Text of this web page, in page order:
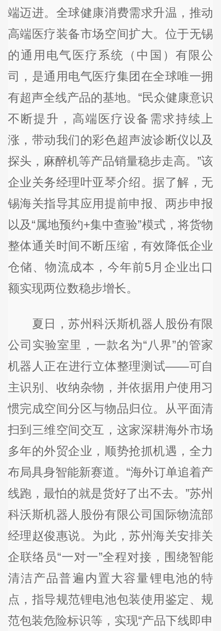
端迈进。全球健康消费需求升温，推动
高端医疗装备市场空间扩大。位于无锡
的通用电气医疗系统（中国）有限公
司，是通用电气医疗集团在全球唯一拥
有超声全线产品的基地。“民众健康意识
不断提升，高端医疗设备需求持续上
涨，带动我们的彩色超声波诊断仪以及
探头，麻醉机等产品销量稳步走高。”该
企业关务经理叶亚琴介绍。据了解，无
锡海关指导其应用提前申报、两步申报
以及“属地预约+集中查验”模式，将货物
整体通关时间不断压缩，有效降低企业
仓储、物流成本，今年前5月企业出口
额实现两位数稳步增长。
夏日，苏州科沃斯机器人股份有限
公司实验室里，一款名为“八界”的管家
机器人正在进行立体整理测试——可自
主识别、收纳杂物，并依据用户使用习
惯完成空间分区与物品归位。从平面清
扫到三维空间交互，这家深耕海外市场
多年的外贸企业，顺势抢抓机遇，全力
布局具身智能新赛道。“海外订单追着产
线跑，最怕的就是货好了出不去。”苏州
科沃斯机器人股份有限公司国际物流部
经理赵俊惠说。为此，苏州海关安排关
企联络员“一对一”全程对接，围绕智能
清洁产品普遍内置大容量锂电池的特
点，指导规范锂电池包装使用鉴定、规
范包装危险标识等，实现“产品下线即申